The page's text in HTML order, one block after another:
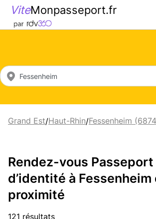
ViteMonpasseport.fr
Grand Est/Haut-Rhin/Fessenheim
Rendez-vous
d’identité à Fessenheim
proximité
121 résultats